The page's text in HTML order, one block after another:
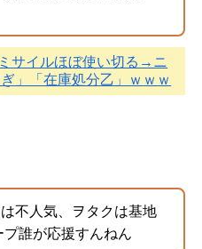
サイルほぼ使い切る→ニ
」「在庫処分乙」ｗｗｗ
不人気、ヲタクは基地
誰が応援すんねん